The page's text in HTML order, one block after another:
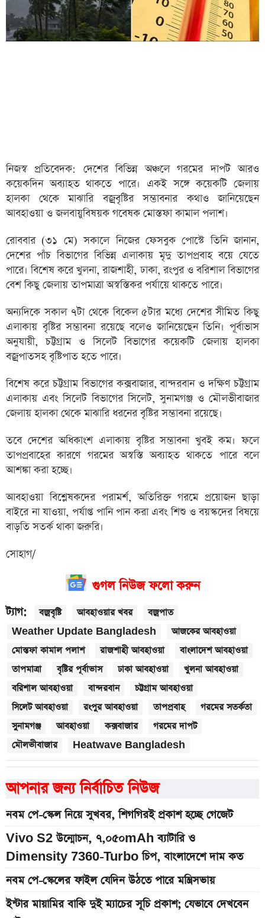
নিজস্ব প্রতিবেদক: দেশের বিভিন্ন অঞ্চলে গরমের দাপট আরও
কয়েকদিন অব্যাহত থাকতে পারে। একই সঙ্গে কয়েকটি জেলায়
হালকা থেকে মাঝারি বজ্রবৃষ্টির সম্ভাবনার কথাও জানিয়েছেন
আবহাওয়া ও জলবায়ুবিষয়ক গবেষক মোস্তফা কামাল পলাশ।
রোববার (৩১ মে) সকালে নিজের ফেসবুক পোস্টে তিনি জানান,
দেশের পাঁচ বিভাগের বিভিন্ন এলাকায় মৃদু তাপপ্রবাহ বয়ে যেতে
পারে। বিশেষ করে খুলনা, রাজশাহী, ঢাকা, রংপুর ও বরিশাল বিভাগের
বেশ কিছু জেলায় তাপমাত্রা অস্বস্তিকর পর্যায়ে থাকতে পারে।
অন্যদিকে সকাল ৭টা থেকে বিকেল ৫টার মধ্যে দেশের সীমিত কিছু
এলাকায় বৃষ্টির সম্ভাবনা রয়েছে বলেও জানিয়েছেন তিনি। পূর্বাভাস
অনুযায়ী, চট্টগ্রাম ও সিলেট বিভাগের কয়েকটি জেলায় হালকা
বজ্রপাতসহ বৃষ্টিপাত হতে পারে।
বিশেষ করে চট্টগ্রাম বিভাগের কক্সবাজার, বান্দরবান ও দক্ষিণ চট্টগ্রাম
এলাকায় এবং সিলেট বিভাগের সিলেট, সুনামগঞ্জ ও মৌলভীবাজার
জেলায় হালকা থেকে মাঝারি ধরনের বৃষ্টির সম্ভাবনা রয়েছে।
তবে দেশের অধিকাংশ এলাকায় বৃষ্টির সম্ভাবনা খুবই কম। ফলে
তাপপ্রবাহের কারণে গরমের অস্বস্তি অব্যাহত থাকতে পারে বলে
আশঙ্কা করা হচ্ছে।
আবহাওয়া বিশ্লেষকদের পরামর্শ, অতিরিক্ত গরমে প্রয়োজন ছাড়া
বাইরে না যাওয়া, পর্যাপ্ত পানি পান করা এবং শিশু ও বয়স্কদের বিষয়ে
বাড়তি সতর্ক থাকা জরুরি।
সোহাগ/
গুগল নিউজ ফলো করুন
ট্যাগ: বজ্রবৃষ্টি আবহাওয়ার খবর
বজ্রপাত
Weather Update Bangladesh
আজকের আবহাওয়া
মোস্তফা কামাল পলাশ
রাজশাহী আবহাওয়া
বাংলাদেশ আবহাওয়া
তাপমাত্রা
বৃষ্টির পূর্বাভাস ঢাকা আবহাওয়া
খুলনা আবহাওয়া
বরিশাল আবহাওয়া
বান্দরবান
চট্টগ্রাম আবহাওয়া
সিলেট আবহাওয়া
রংপুর আবহাওয়া তাপপ্রবাহ
গরমের সতর্কতা
সুনামগঞ্জ
আবহাওয়া কক্সবাজার
গরমের দাপট
মৌলভীবাজার
Heatwave Bangladesh
আপনার জন্য নির্বাচিত নিউজ
নবম পে-স্কেল নিয়ে সুখবর, শিগগিরই প্রকাশ হচ্ছে গেজেট
Vivo S2 উন্মোচন, ৭,০৫০mAh ব্যাটারি ও
Dimensity 7360-Turbo চিপ, বাংলাদেশে দাম কত
নবম পে-স্কেলের ফাইল যেদিন উঠতে পারে মন্ত্রিসভায়
ইন্টার মায়ামির বাকি দুই ম্যাচের সূচি প্রকাশ; যেভাবে দেখবেন